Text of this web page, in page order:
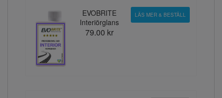
EVOBRITE
Interiörglans
79.00 kr
LÄS MER & BESTÄLL